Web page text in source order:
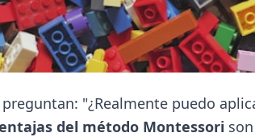
preguntan: "¿Realmente puedo
del método Montessori